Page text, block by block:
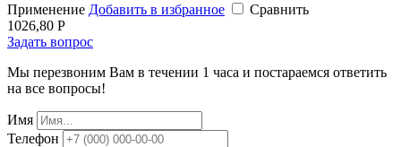
Применение Добавить в избранное
Сравнить
1026,80 Р
Задать вопрос
Мы перезвоним Вам в течении 1 часа и постараемся ответить
на все вопросы!
Имя
Телефон